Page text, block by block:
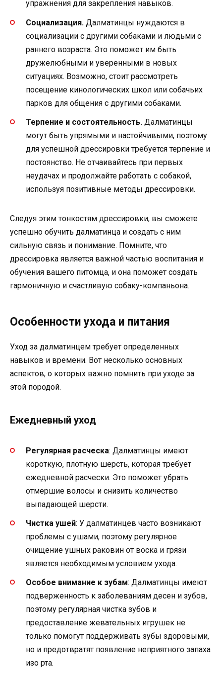
упражнения для закрепления навыков.
Социализация. Далматинцы нуждаются в
социализации с другими собаками и людьми с
раннего возраста. Это поможет им быть
дружелюбными и уверенными в новых
ситуациях. Возможно, стоит рассмотреть
посещение кинологических школ или собачьих
парков для общения с другими собаками.
Терпение и состоятельность. Далматинцы
могут быть упрямыми и настойчивыми, поэтому
для успешной дрессировки требуется терпение и
постоянство. Не отчаивайтесь при первых
неудачах и продолжайте работать с собакой,
используя позитивные методы дрессировки.
Следуя этим тонкостям дрессировки, вы сможете
успешно обучить далматинца и создать с ним
сильную связь и понимание. Помните, что
дрессировка является важной частью воспитания и
обучения вашего питомца, и она поможет создать
гармоничную и счастливую собаку-компаньона.
Особенности ухода и питания
Уход за далматинцем требует определенных
навыков и времени. Вот несколько основных
аспектов, о которых важно помнить при уходе за
этой породой.
Ежедневный уход
Регулярная расческа: Далматинцы имеют
короткую, плотную шерсть, которая требует
ежедневной расчески. Это поможет убрать
отмершие волосы и снизить количество
выпадающей шерсти.
Чистка ушей: У далматинцев часто возникают
проблемы с ушами, поэтому регулярное
очищение ушных раковин от воска и грязи
является необходимым условием ухода.
Особое внимание к зубам: Далматинцы имеют
подверженность к заболеваниям десен и зубов,
поэтому регулярная чистка зубов и
предоставление жевательных игрушек не
только помогут поддерживать зубы здоровыми,
но и предотвратят появление неприятного запаха
изо рта.